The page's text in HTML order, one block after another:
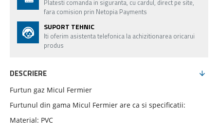
Platesti comanda in siguranta, cu cardul, direct pe site,
fara comision prin Netopia Payments
SUPORT TEHNIC
Iti oferim asistenta telefonica la achizitionarea oricarui
produs
DESCRIERE
Furtun gaz Micul Fermier
Furtunul din gama Micul Fermier are ca si specificatii:
Material: PVC